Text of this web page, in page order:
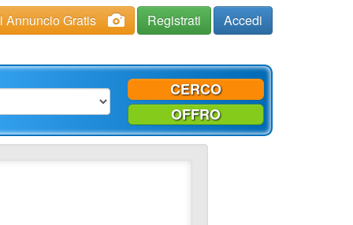
Annuncio Gratis Registrati Accedi
CERCO
OFFRO